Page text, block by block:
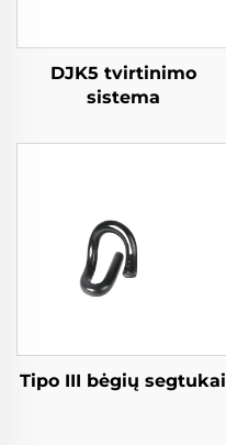
DJK5 tvirtinimo
sistema
Tipo III bėgių segtukai